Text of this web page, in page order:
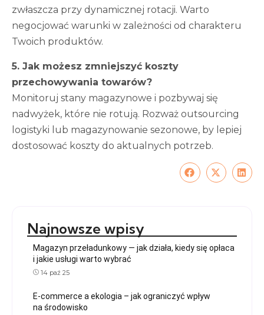
zwłaszcza przy dynamicznej rotacji. Warto
negocjować warunki w zależności od charakteru
Twoich produktów.
5. Jak możesz zmniejszyć koszty
przechowywania towarów?
Monitoruj stany magazynowe i pozbywaj się
nadwyżek, które nie rotują. Rozważ outsourcing
logistyki lub magazynowanie sezonowe, by lepiej
dostosować koszty do aktualnych potrzeb.
Najnowsze wpisy
Magazyn przeładunkowy — jak działa, kiedy się opłaca
i jakie usługi warto wybrać
14 paź 25
E-commerce a ekologia – jak ograniczyć wpływ
na środowisko